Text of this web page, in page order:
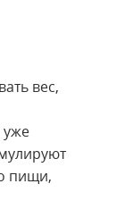
вес,
уже
пищи,